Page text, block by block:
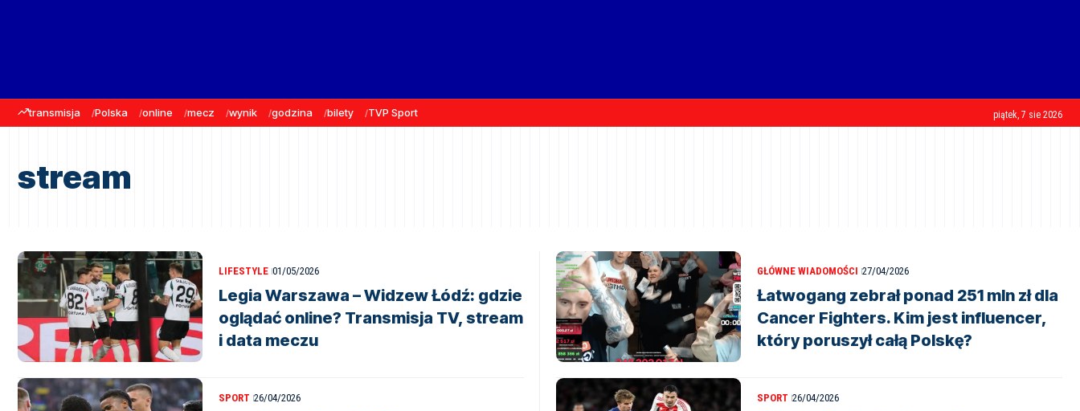
transmisja Polska online mecz wynik godzina bilety TVP Sport piątek, 7 sie 2026
stream
LIFESTYLE 01/05/2026
Legia Warszawa – Widzew Łódź: gdzie
oglądać online? Transmisja TV, stream
i data meczu
GŁÓWNE WIADOMOŚCI 27/04/2026
Łatwogang zebrał ponad 251 mln zł dla
Cancer Fighters. Kim jest influencer,
który poruszył całą Polskę?
SPORT 26/04/2026 SPORT 26/04/2026